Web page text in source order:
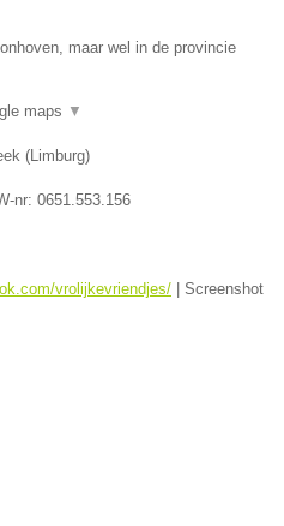
maar wel in de provincie
maps ▼
(Limburg)
nr: 0651.553.156
vrolijkevriendjes/
Screenshot